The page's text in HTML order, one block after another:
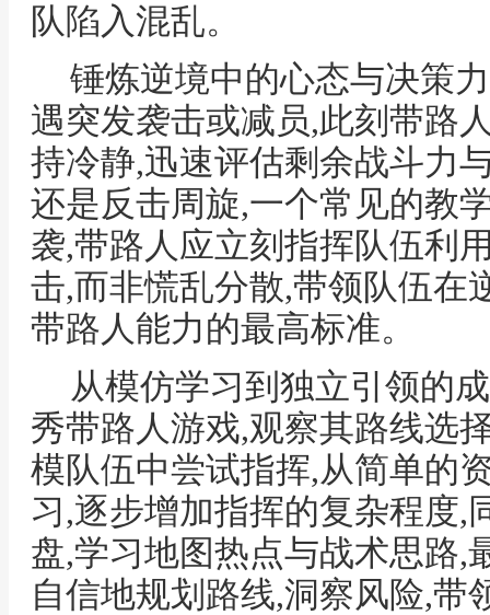
队陷入混乱。
锤炼逆境中的心态与决策
遇突发袭击或减员,此刻带路
持冷静,迅速评估剩余战斗力
还是反击周旋,一个常见的教
袭,带路人应立刻指挥队伍利
击,而非慌乱分散,带领队伍在
带路人能力的最高标准。
从模仿学习到独立引领的
秀带路人游戏,观察其路线选
模队伍中尝试指挥,从简单的
习,逐步增加指挥的复杂程度,
盘,学习地图热点与战术思路,
自信地规划路线,洞察风险,带